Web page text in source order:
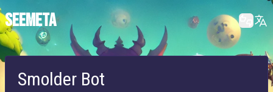
SEEMETA
Smolder Bot